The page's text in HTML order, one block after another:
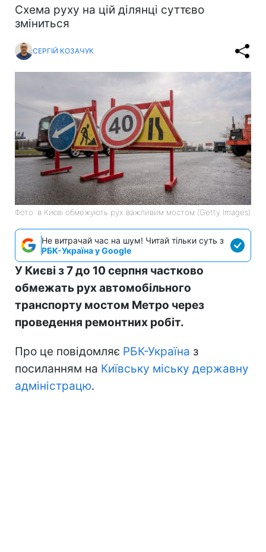
Схема руху на цій ділянці суттєво
зміниться
СЕРГІЙ КОЗАЧУК
Фото: в Києві обмежують рух важливим мостом (Getty Images)
Не витрачай час на шум! Читай тільки суть з
РБК-Україна у Google
У Києві з 7 до 10 серпня частково
обмежать рух автомобільного
транспорту мостом Метро через
проведення ремонтних робіт.
Про це повідомляє РБК-Україна з
посиланням на Київську міську державну
адміністрацю.